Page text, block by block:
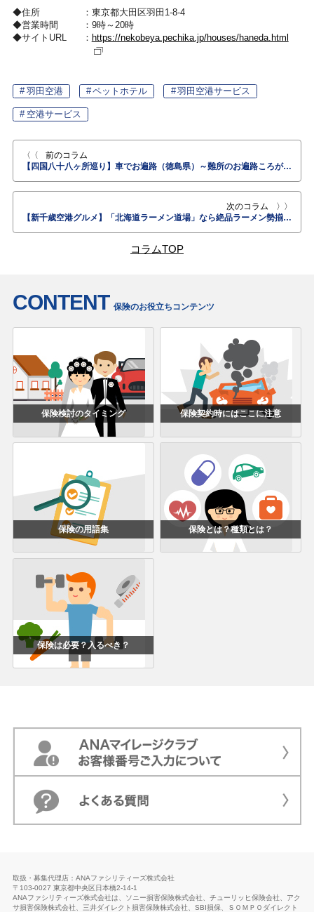
住所
東京都大田区羽田1-8-4
営業時間
9時～20時
サイトURL
https://nekobeya.pechika.jp/houses/haneda.html
羽田空港 ペットホテル 羽田空港サービス
空港サービス
前のコラム
【四国八十八ヶ所巡り】車でお遍路（徳島県）～難所のお遍路ころがし攻略！道中の徳島ラーメン＆お役立ち道の駅情報
次のコラム
【新千歳空港グルメ】「北海道ラーメン道場」なら絶品ラーメン勢揃い！札幌・函館・旭川・弟子屈・十勝帯広のご当地人気ラーメン大集合
コラムTOP
CONTENT 保険のお役立ちコンテンツ
保険検討のタイミング 保険契約時にはここに注意
保険の用語集 保険とは？種類とは？
保険は必要？入るべき？
取扱・募集代理店：ANAファシリティーズ株式会社
〒103-0027 東京都中央区日本橋2-14-1
ANAファシリティーズ株式会社は、ソニー損害保険株式会社、チューリッヒ保険会社、アク
サ損害保険株式会社、三井ダイレクト損害保険株式会社、SBI損保、ＳＯＭＰＯダイレクト